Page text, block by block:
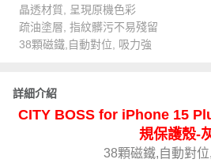
晶透材質, 呈現原機色彩
疏油塗層, 指紋髒污不易殘留
38顆磁鐵,自動對位, 吸力強
詳細介紹
CITY BOSS for iPhone 15
規保護殼-
38顆磁鐵,自動對